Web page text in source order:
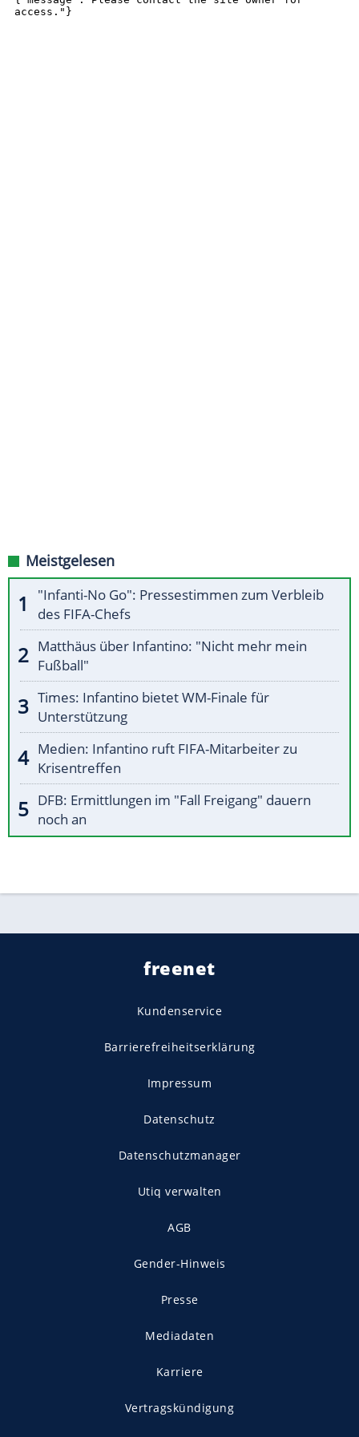
Meistgelesen
"Infanti-No Go": Pressestimmen zum Verbleib
des FIFA-Chefs
Matthäus über Infantino: "Nicht mehr mein
Fußball"
Times: Infantino bietet WM-Finale für
Unterstützung
Medien: Infantino ruft FIFA-Mitarbeiter zu
Krisentreffen
DFB: Ermittlungen im "Fall Freigang" dauern
noch an
freenet
Kundenservice
Barrierefreiheitserklärung
Impressum
Datenschutz
Datenschutzmanager
Utiq verwalten
AGB
Gender-Hinweis
Presse
Mediadaten
Karriere
Vertragskündigung